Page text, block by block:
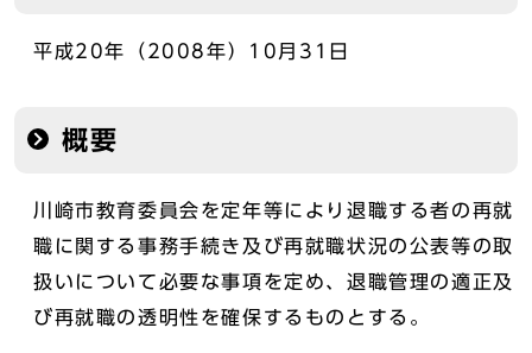
平成20年（2008年）10月31日
概要
川崎市教育委員会を定年等により退職する者の再就
職に関する事務手続き及び再就職状況の公表等の取
扱いについて必要な事項を定め、退職管理の適正及
び再就職の透明性を確保するものとする。